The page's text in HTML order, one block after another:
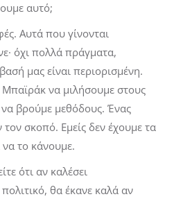
αυτό;
Αυτά που γίνονται
όχι πολλά πράγματα,
μας είναι περιορισμένη.
να μιλήσουμε στους
βρούμε μεθόδους. Ένας
τον σκοπό. Εμείς δεν έχουμε τα
το κάνουμε.
ότι αν καλέσει
θα έκανε καλά αν